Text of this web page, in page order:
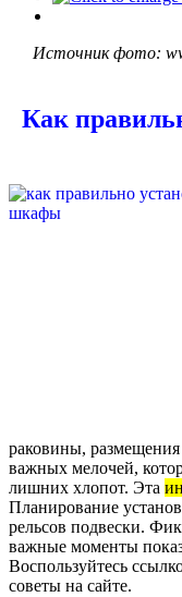
Источник фото:
Как
раковины,
важных мелочей,
лишних хлопот. Эта
Планирование
рельсов подвески.
важные моменты
Воспользуйтесь
советы на сайте.